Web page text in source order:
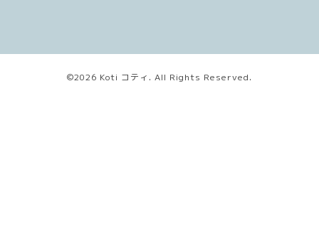
©2026 Koti コティ . All Rights Reserved.